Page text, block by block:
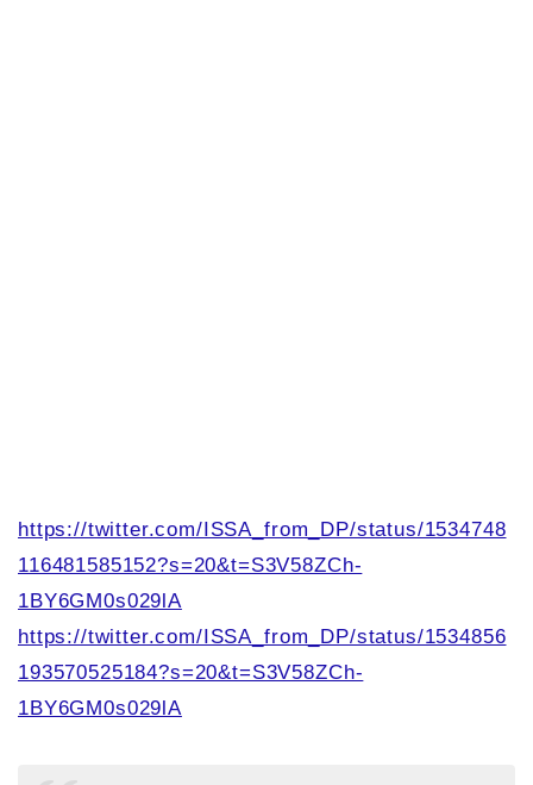
https://twitter.com/ISSA_from_DP/status/1534748
116481585152?s=20&t=S3V58ZCh-
1BY6GM0s029lA
https://twitter.com/ISSA_from_DP/status/1534856
193570525184?s=20&t=S3V58ZCh-
1BY6GM0s029lA